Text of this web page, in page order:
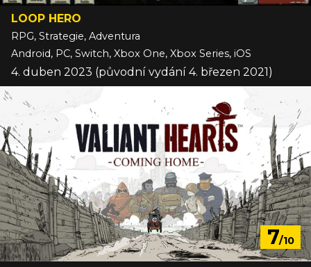
LOOP HERO
RPG, Strategie, Adventura
Android, PC, Switch, Xbox One, Xbox Series, iOS
4. duben 2023 (původní vydání 4. březen 2021)
7/10